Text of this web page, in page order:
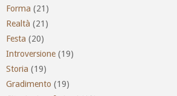
Forma (21)
Realtà (21)
Festa (20)
Introversione (19)
Storia (19)
Gradimento (19)